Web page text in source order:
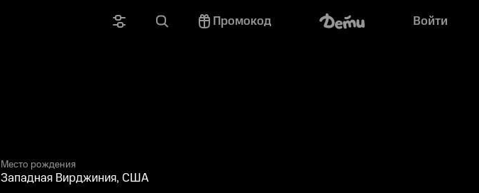
Промокод Войти
Место рождения
Западная Вирджиния, США